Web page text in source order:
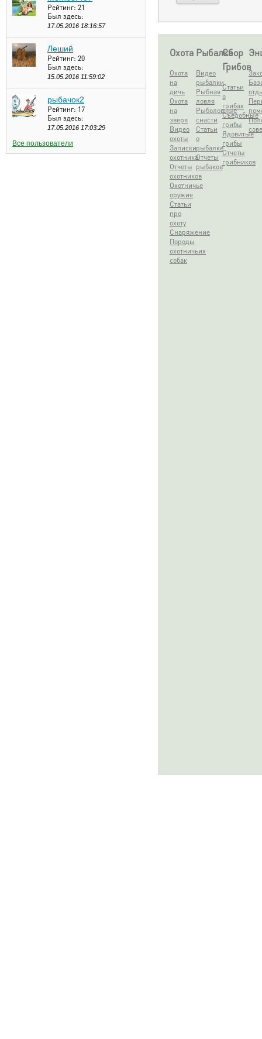
Рейтинг: 21
Был здесь:
17.05.2016 18:16:57
Леший
Рейтинг: 20
Был здесь:
15.05.2016 11:59:02
рыбачок2
Рейтинг: 17
Был здесь:
17.05.2016 17:03:29
Все пользователи
Охота
Охота
на
дичь
Охота
на
зверя
Видео
охоты
Записки
охотника
Отчеты
охотников
Охотничье
оружие
Статьи
про
охоту
Снаряжение
Породы
охотничьих
собак
Рыбалка
Видео
рыбалки
Рыбная
ловля
Рыболовные
снасти
Статьи
о
рыбалке
Отчеты
рыбаков
Сбор
Грибов
Статьи
о
грибах
Съедобные
грибы
Ядовитые
грибы
Отчеты
грибников